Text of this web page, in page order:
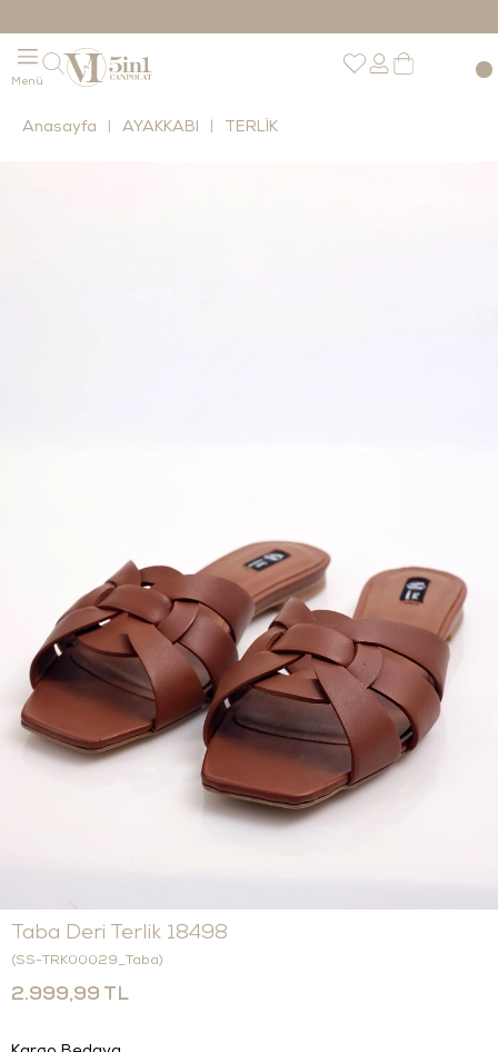
Anasayfa AYAKKABI TERLİK
Taba Deri Terlik 18498
(SS-TRK00029_Taba)
2.999,99 TL